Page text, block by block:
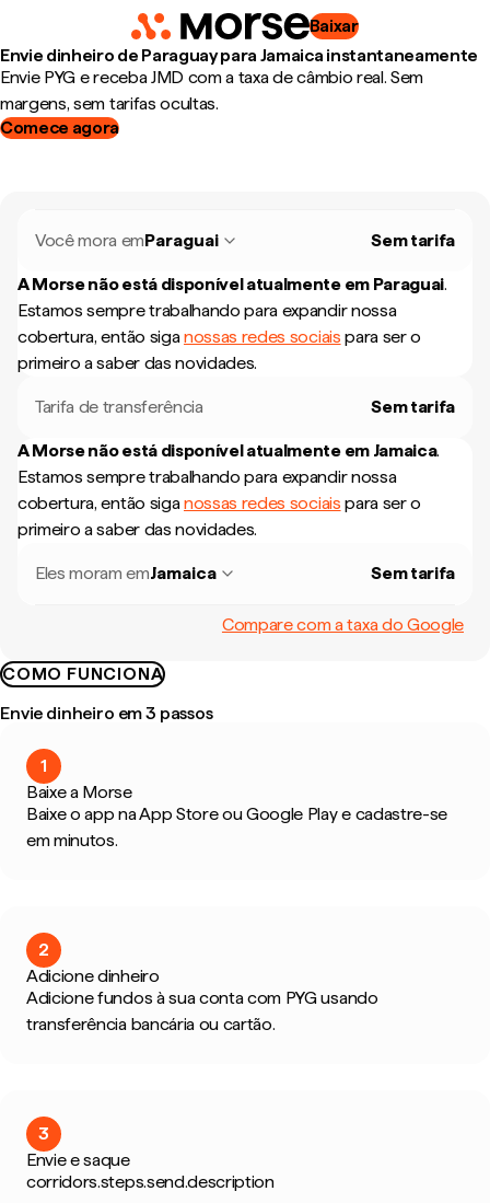
Baixar
Envie dinheiro de Paraguay para Jamaica instantaneamente
Envie PYG e receba JMD com a taxa de câmbio real. Sem
margens, sem tarifas ocultas.
Comece agora
Você mora emParaguai Sem tarifa
A Morse não está disponível atualmente em Paraguai.
Estamos sempre trabalhando para expandir nossa
cobertura, então siganossas redes sociais para ser o
primeiro a saber das novidades.
Tarifa de transferência Sem tarifa
A Morse não está disponível atualmente em Jamaica.
Estamos sempre trabalhando para expandir nossa
cobertura, então siganossas redes sociais para ser o
primeiro a saber das novidades.
Eles moram emJamaica Sem tarifa
Compare com a taxa do Google
COMO FUNCIONA
Envie dinheiro em 3 passos
1
Baixe a Morse
Baixe o app na App Store ou Google Play e cadastre-se
em minutos.
2
Adicione dinheiro
Adicione fundos à sua conta com PYG usando
transferência bancária ou cartão.
3
Envie e saque
corridors.steps.send.description